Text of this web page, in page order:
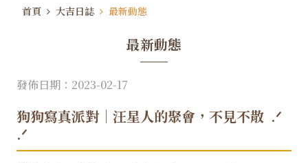
首頁 大吉日誌 最新動態
最新動態
發佈日期：2023-02-17
狗狗寫真派對｜汪星人的聚會，不見不散 ​ .ᐟ
.ᐟ